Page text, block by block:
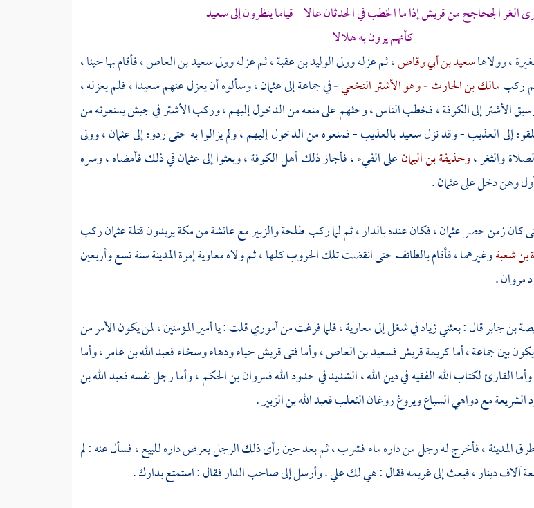
الغر الجحاجح منقريشإذا ما الخطب في الحدثان عالا قياما ينظرون إلى سعيد
كأنهم يرون به هلالا
، وولاهاسعيد بن أبي وقاص، ثم عزله وولىالوليد بن عقبة، ثم عزله وولىسعيد بن العاص، فأقام بها حينا ،
ركبمالك بن الحارث - وهو الأشتر النخعي- في جماعة إلىعثمان، وسألوه أن يعزل عنهمسعيدا، فلم يعزله ،
الأشترإلىالكوفة، فخطب الناس ، وحثهم على منعه من الدخول إليهم ، وركبالأشترفي جيش يمنعونه من
إلىالعذيب- وقد نزلسعيدبالعذيب- فمنعوه من الدخول إليهم ، ولم يزالوا به حتى ردوه إلىعثمان، وولى
والثغر ،وحذيفة بن اليمانعلى الفيء ، فأجاز ذلكأهلالكوفة، وبعثوا إلىعثمانفي ذلك فأمضاه ، وسره
وهن دخل علىعثمان.
كان زمن حصرعثمان، فكان عنده بالدار ، ثم لما ركبطلحةوالزبيرمععائشةمنمكةيريدون قتلةعثمانركب
بن شعبةوغيرهما ، فأقامبالطائفحتى انقضت تلك الحروب كلها ، ثم ولاهمعاويةإمرةالمدينةسنة تسع وأربعين
مروان.
بن جابرقال : بعثنيزيادفي شغل إلىمعاوية، فلما فرغت من أموري قلت : يا أمير المؤمنين ، لمن يكون الأمر من
بين جماعة ، أما كريمةقريشفسعيد بن العاص، وأما فتىقريشحياء ودهاء وسخاءفعبد الله بن عامر، وأما
القارئ لكتاب الله الفقيه في دين الله ، الشديد في حدود اللهفمروان بن الحكم، وأما رجل نفسهفعبد الله بن
الشريعة مع دواهي السباع ويروغ روغان الثعلبفعبد الله بن الزبير .
المدينة، فأخرج له رجل من داره ماء فشرب ، ثم بعد حين رأى ذلك الرجل يعرض داره للبيع ، فسأل عنه : لم
آلاف دينار ، فبعث إلى غريمه فقال : هي لك علي . وأرسل إلى صاحب الدار فقال : استمتع بدارك .